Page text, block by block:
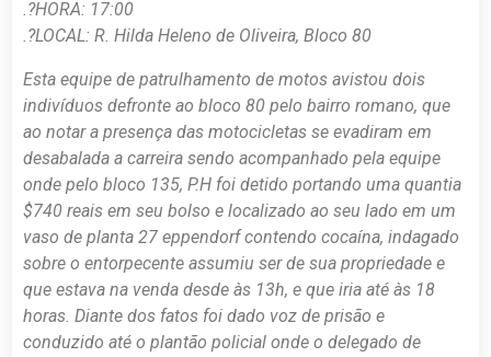
.?HORA: 17:00
.?LOCAL: R. Hilda Heleno de Oliveira, Bloco 80
Esta equipe de patrulhamento de motos avistou dois
indivíduos defronte ao bloco 80 pelo bairro romano, que
ao notar a presença das motocicletas se evadiram em
desabalada a carreira sendo acompanhado pela equipe
onde pelo bloco 135, P.H foi detido portando uma quantia
$740 reais em seu bolso e localizado ao seu lado em um
vaso de planta 27 eppendorf contendo cocaína, indagado
sobre o entorpecente assumiu ser de sua propriedade e
que estava na venda desde às 13h, e que iria até às 18
horas. Diante dos fatos foi dado voz de prisão e
conduzido até o plantão policial onde o delegado de